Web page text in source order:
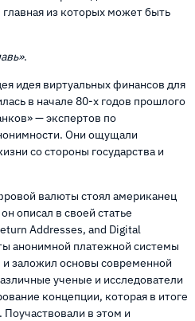
из которых может быть
.
идея виртуальных финансов для
в начале 80-х годов прошлого
— экспертов по
Они ощущали
со стороны государства и
валюты стоял американец
описал в своей статье
Addresses, and Digital
анонимной платежной системы
заложил основы современной
ученые и исследователи
концепции, которая в итоге
в этом и